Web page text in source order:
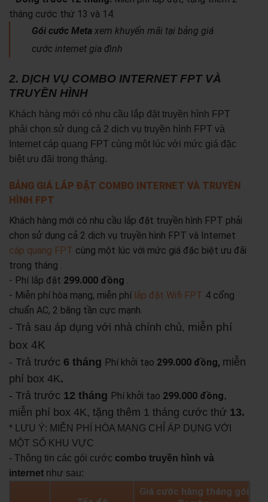
tháng cước thứ 13 và 14.
Gói cước Meta xem khuyến mãi tại bảng giá
cước internet gia đình
2. DỊCH VỤ COMBO INTERNET FPT VÀ
TRUYỀN HÌNH
Khách hàng mới có nhu cầu lắp đặt truyền hình FPT
phải chọn sử dụng cả 2 dịch vụ truyền hình FPT và
Internet cáp quang FPT cùng một lúc với mức giá đặc
biệt ưu đãi trong tháng.
BẢNG GIÁ LẮP ĐẶT COMBO INTERNET VÀ TRUYỀN
HÌNH FPT
Khách hàng mới có nhu cầu lắp đặt truyền hình FPT phải
chọn sử dụng cả 2 dịch vụ truyền hình FPT và Internet
cáp quang FPT cùng một lúc với mức giá đặc biệt ưu đãi
trong tháng .
- Phí lắp đặt 299.000 đồng .
- Miễn phí hòa mạng, miễn phí lắp đặt Wifi FPT 4 cổng
chuẩn AC, 2 băng tần cực mạnh.
- Trả sau áp dụng với nhà chính chủ, miễn phí
box 4K
- Trả trước 6 tháng Phí khởi tạo 299.000 đồng, miễn
phí box 4K.
- Trả trước 12 tháng Phí khởi tạo 299.000 đồng,
miễn phí box 4K, tặng thêm 1 tháng cước thứ 13.
* LƯU Ý: MIỄN PHÍ HÒA MẠNG CHỈ ÁP DỤNG VỚI
MỘT SỐ KHU VỰC
- Thông tin các gói cước combo truyền hình và
internet như sau:
Giá cước hàng tháng gói